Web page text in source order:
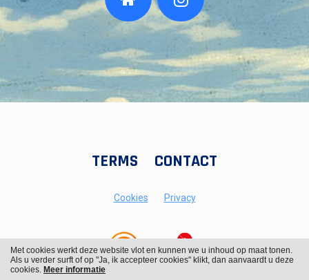
TERMS CONTACT
Cookies Privacy
Met cookies werkt deze website vlot en kunnen we u inhoud op maat tonen.
Als u verder surft of op "Ja, ik accepteer cookies" klikt, dan aanvaardt u deze
cookies. Meer informatie